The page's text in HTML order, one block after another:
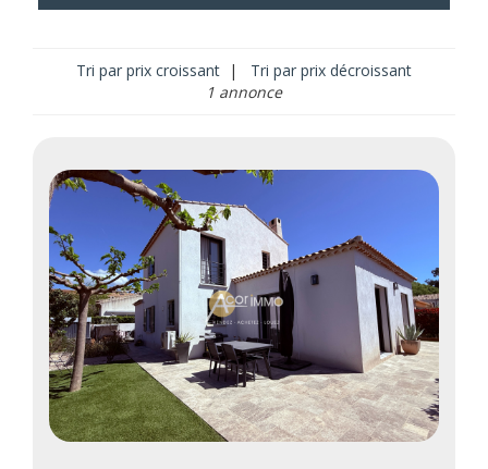
Tri par prix croissant |
Tri par prix décroissant
1 annonce